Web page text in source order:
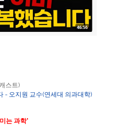
스트)
- 오지원 교수(연세대 의과대학)
는 과학'